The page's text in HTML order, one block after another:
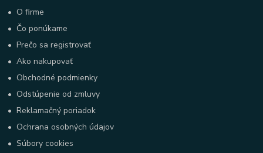
• O firme
• Čo ponúkame
•Prečo sa registrovať
•Ako nakupovať
• Obchodné podmienky
• Odstúpenie od zmluvy
•Reklamačný poriadok
• Ochrana osobných údajov
•Súbory cookies